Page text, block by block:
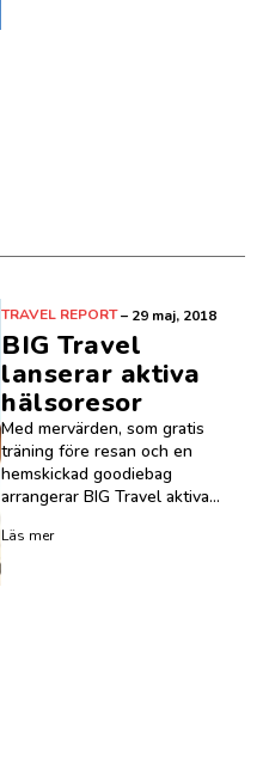
TRAVEL REPORT– 29 maj, 2018
BIG Travel
lanserar aktiva
hälsoresor
Med mervärden, som gratis
träning före resan och en
hemskickad goodiebag
arrangerar BIG Travel aktiva...
Läs mer